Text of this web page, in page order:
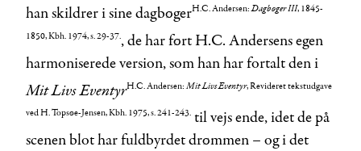
han skildrer i sine dagbøgerH.C. Andersen:Dagbøger III, 1845-
1850, Kbh. 1974, s. 29-37., de har ført H.C. Andersens egen
harmoniserede version, som han har fortalt den i
Mit Livs EventyrH.C. Andersen: Mit Livs Eventyr, Revideret tekstudgave
ved H. Topsøe-Jensen, Kbh. 1975, s. 241-243. til vejs ende, idet de på
scenen blot har fuldbyrdet drømmen – og i det